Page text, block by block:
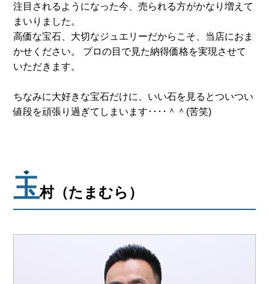
注目されるようになった今、売られる方がかなり増えて
まいりました。
高価な宝石、大切なジュエリーだからこそ、当店におま
かせください。 プロの目で見た納得価格を実現させて
いただきます。
ちなみに大好きな宝石だけに、いい石を見るとついつい
値段を頑張り過ぎてしまいます････＾＾(苦笑)
玉村（たまむら）